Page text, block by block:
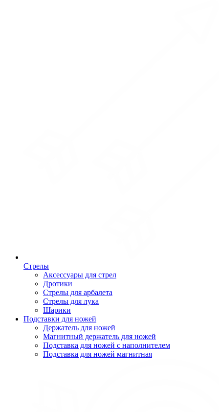
Стрелы
Аксессуары для стрел
Дротики
Стрелы для арбалета
Стрелы для лука
Шарики
Подставки для ножей
Держатель для ножей
Магнитный держатель для ножей
Подставка для ножей с наполнителем
Подставка для ножей магнитная